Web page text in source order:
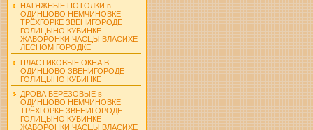
НАТЯЖНЫЕ ПОТОЛКИ в
ОДИНЦОВО НЕМЧИНОВКЕ
ТРЁХГОРКЕ ЗВЕНИГОРОДЕ
ГОЛИЦЫНО КУБИНКЕ
ЖАВОРОНКИ ЧАСЦЫ ВЛАСИХЕ
ЛЕСНОМ ГОРОДКЕ
ПЛАСТИКОВЫЕ ОКНА В
ОДИНЦОВО ЗВЕНИГОРОДЕ
ГОЛИЦЫНО КУБИНКЕ
ДРОВА БЕРЁЗОВЫЕ в
ОДИНЦОВО НЕМЧИНОВКЕ
ТРЁХГОРКЕ ЗВЕНИГОРОДЕ
ГОЛИЦЫНО КУБИНКЕ
ЖАВОРОНКИ ЧАСЦЫ ВЛАСИХЕ